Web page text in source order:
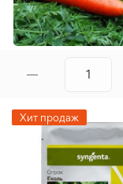
Хит продаж